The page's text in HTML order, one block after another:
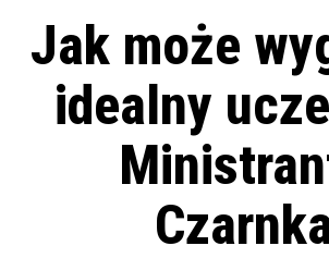
Jak może
idealny